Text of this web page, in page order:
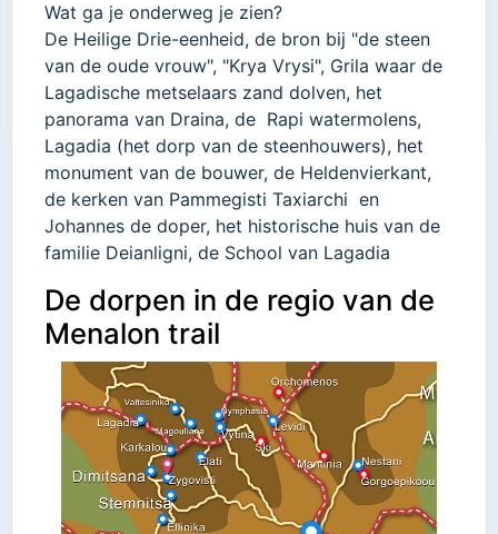
Wat ga je onderweg je zien?
De Heilige Drie-eenheid, de bron bij "de steen
van de oude vrouw", "Krya Vrysi", Grila waar de
Lagadische metselaars zand dolven, het
panorama van Draina, de Rapi watermolens,
Lagadia (het dorp van de steenhouwers), het
monument van de bouwer, de Heldenvierkant,
de kerken van Pammegisti Taxiarchi en
Johannes de doper, het historische huis van de
familie Deianligni, de School van Lagadia
De dorpen in de regio van de
Menalon trail